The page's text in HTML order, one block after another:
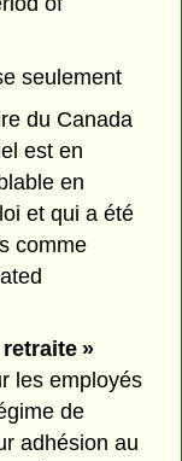
seulement
du Canada
est en
en
et qui a été
comme
»
les employés
de
adhésion au